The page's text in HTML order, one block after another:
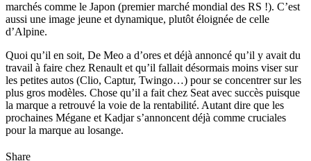
marchés comme le Japon (premier marché mondial des RS !). C’est
aussi une image jeune et dynamique, plutôt éloignée de celle
d’Alpine.
Quoi qu’il en soit, De Meo a d’ores et déjà annoncé qu’il y avait du
travail à faire chez Renault et qu’il fallait désormais moins viser sur
les petites autos (Clio, Captur, Twingo…) pour se concentrer sur les
plus gros modèles. Chose qu’il a fait chez Seat avec succès puisque
la marque a retrouvé la voie de la rentabilité. Autant dire que les
prochaines Mégane et Kadjar s’annoncent déjà comme cruciales
pour la marque au losange.
Share